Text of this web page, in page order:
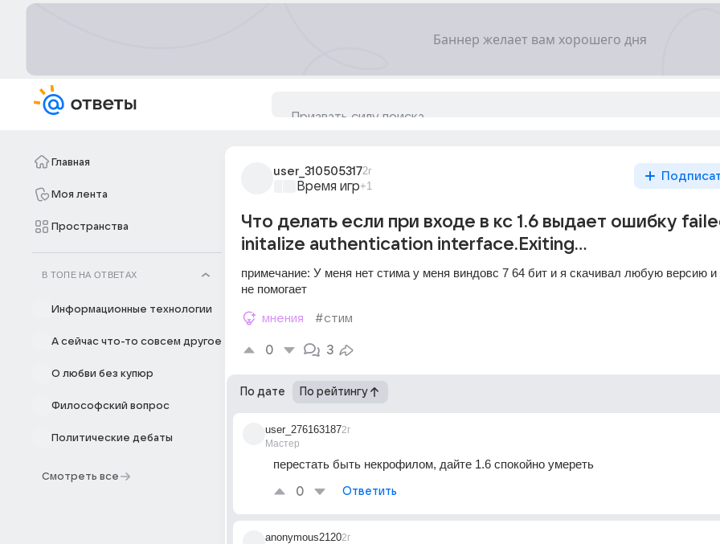
Главная
Моя лента
Пространства
В ТОПЕ НА ОТВЕТАХ
Информационные технологии
А сейчас что-то совсем другое
О любви без купюр
Философский вопрос
Политические дебаты
Смотреть все
user_3105053172г
Время игр+1
Что делать если при входе в кс 1.6 выдает ошибку
initalize authentication interface.Exiting...
примечание: У меня нет стима у меня виндовс 7 64 бит и я скачивал любую версию и
не помогает
мнения #стим
0 3
По дате По рейтингу
user_276163187
Мастер
2г
перестать быть некрофилом, дайте 1.6 спокойно умереть
0 Ответить
anonymous21202г